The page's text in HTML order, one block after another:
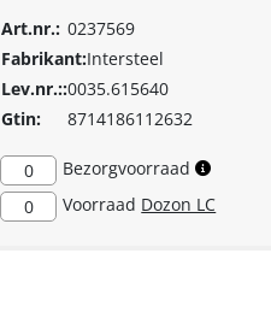
Art.nr.: 0237569
Fabrikant:Intersteel
Lev.nr.::0035.615640
Gtin:
8714186112632
0
Bezorgvoorraad
0
Voorraad Dozon LC